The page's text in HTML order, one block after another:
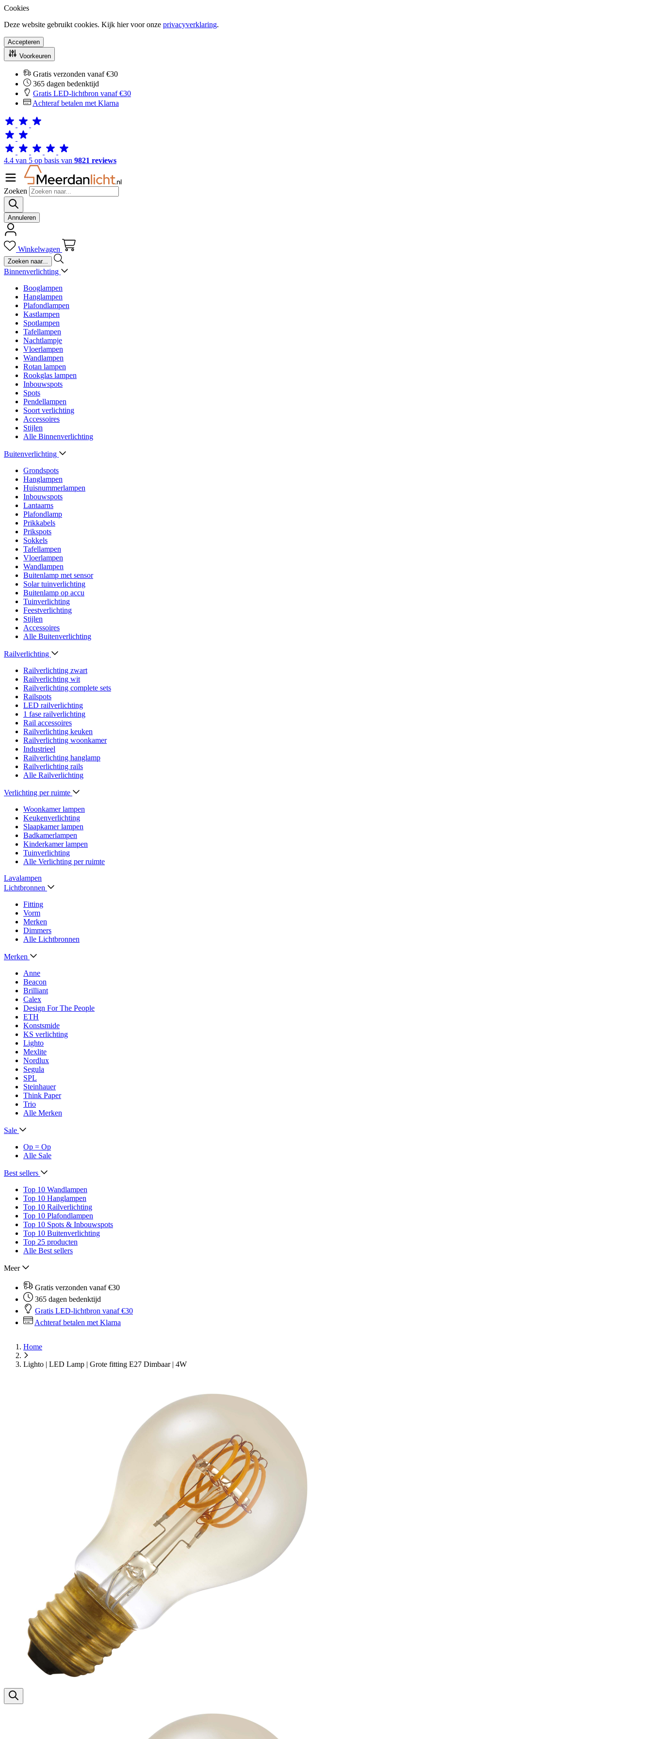
Cookies
Deze website gebruikt cookies. Kijk hier voor onze privacyverklaring.
Accepteren
Voorkeuren
Gratis verzonden vanaf €30
365 dagen bedenktijd
Gratis LED-lichtbron vanaf €30
Achteraf betalen met Klarna
4.4 van 5 op basis van 9821 reviews
Zoeken
Annuleren
Winkelwagen
Binnenverlichting
Booglampen
Hanglampen
Plafondlampen
Kastlampen
Spotlampen
Tafellampen
Nachtlampje
Vloerlampen
Wandlampen
Rotan lampen
Rookglas lampen
Inbouwspots
Spots
Pendellampen
Soort verlichting
Accessoires
Stijlen
Alle Binnenverlichting
Buitenverlichting
Grondspots
Hanglampen
Huisnummerlampen
Inbouwspots
Lantaarns
Plafondlamp
Prikkabels
Prikspots
Sokkels
Tafellampen
Vloerlampen
Wandlampen
Buitenlamp met sensor
Solar tuinverlichting
Buitenlamp op accu
Tuinverlichting
Feestverlichting
Stijlen
Accessoires
Alle Buitenverlichting
Railverlichting
Railverlichting zwart
Railverlichting wit
Railverlichting complete sets
Railspots
LED railverlichting
1 fase railverlichting
Rail accessoires
Railverlichting keuken
Railverlichting woonkamer
Industrieel
Railverlichting hanglamp
Railverlichting rails
Alle Railverlichting
Verlichting per ruimte
Woonkamer lampen
Keukenverlichting
Slaapkamer lampen
Badkamerlampen
Kinderkamer lampen
Tuinverlichting
Alle Verlichting per ruimte
Lavalampen
Lichtbronnen
Fitting
Vorm
Merken
Dimmers
Alle Lichtbronnen
Merken
Anne
Beacon
Brilliant
Calex
Design For The People
ETH
Konstsmide
KS verlichting
Lighto
Mexlite
Nordlux
Segula
SPL
Steinhauer
Think Paper
Trio
Alle Merken
Sale
Op = Op
Alle Sale
Best sellers
Top 10 Wandlampen
Top 10 Hanglampen
Top 10 Railverlichting
Top 10 Plafondlampen
Top 10 Spots & Inbouwspots
Top 10 Buitenverlichting
Top 25 producten
Alle Best sellers
Meer
Gratis verzonden vanaf €30
365 dagen bedenktijd
Gratis LED-lichtbron vanaf €30
Achteraf betalen met Klarna
Home
Lighto | LED Lamp | Grote fitting E27 Dimbaar | 4W